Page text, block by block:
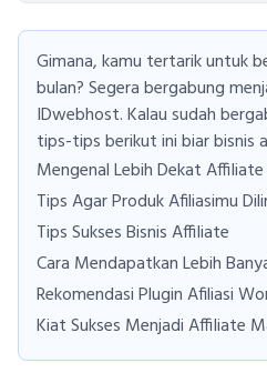
Gimana, kamu tertarik untuk
bulan? Segera bergabung
IDwebhost. Kalau sudah
tips-tips berikut ini biar bisnis
Mengenal Lebih Dekat
Tips Agar Produk Afiliasimu
Tips Sukses Bisnis Affiliate
Cara Mendapatkan Lebih
Rekomendasi Plugin Afiliasi
Kiat Sukses Menjadi Affiliate